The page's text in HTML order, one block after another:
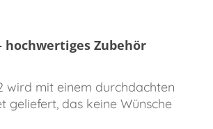
hochwertiges Zubehör
wird mit einem durchdachten
geliefert, das keine Wünsche